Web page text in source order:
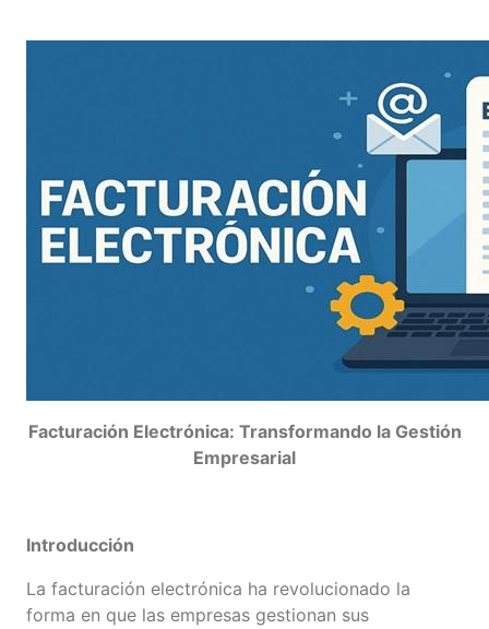
Facturación Electrónica: Transformando la Gestión
Empresarial
Introducción
La facturación electrónica ha revolucionado la
forma en que las empresas gestionan sus